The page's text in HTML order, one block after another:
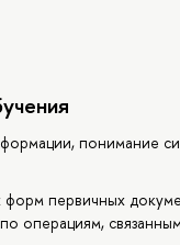
понимание
первичных
операциям,